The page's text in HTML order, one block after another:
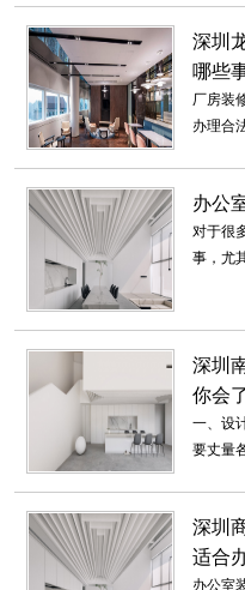
深圳
哪些
厂房装
办理合
办公
对于很
事，尤
深圳
你会
一、设
要丈量
深圳
适合
办公室
科技办
设计巧妙
有序、充
2018-07-
主题办
2018-07-
深圳厂房
深圳东森
的装饰公
高档办
人们对于